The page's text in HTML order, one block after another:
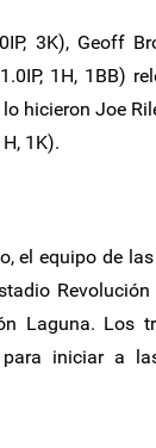
3K), Geoff
1H, 1BB)
hicieron Joe
1K).
el equipo de
Laguna. Los
para iniciar a